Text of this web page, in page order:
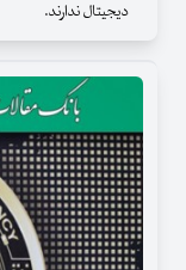
دیجیتال ندارند.